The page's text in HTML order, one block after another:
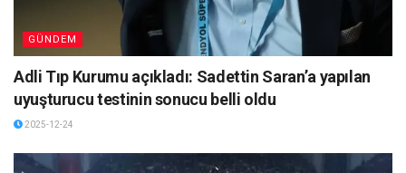
GÜNDEM
Adli Tıp Kurumu açıkladı: Sadettin Saran’a yapılan
uyuşturucu testinin sonucu belli oldu
2025-12-24